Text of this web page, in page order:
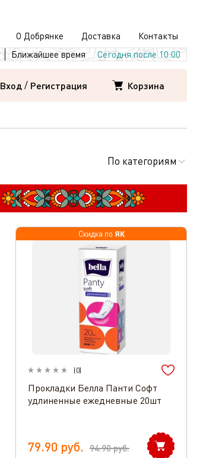
О Добрянке Доставка Контакты
Ближайшее время Сегодня после 10:00
Вход / Регистрация Корзина
По категориям
Скидка по ЯК
(0)
Прокладки Белла Панти Софт
удлиненные ежедневные 20шт
79.90 руб. 94.90руб.